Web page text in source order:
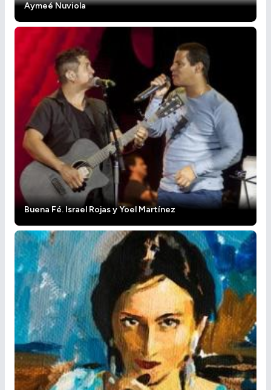
Aymeé Nuviola
Buena Fé. Israel Rojas y Yoel Martínez